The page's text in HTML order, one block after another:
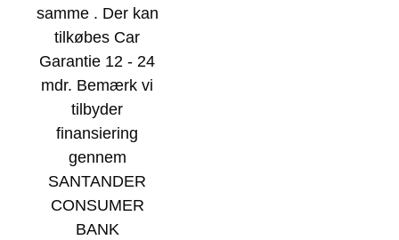
samme . Der kan
tilkøbes Car
Garantie 12 - 24
mdr. Bemærk vi
tilbyder
finansiering
gennem
SANTANDER
CONSUMER
BANK